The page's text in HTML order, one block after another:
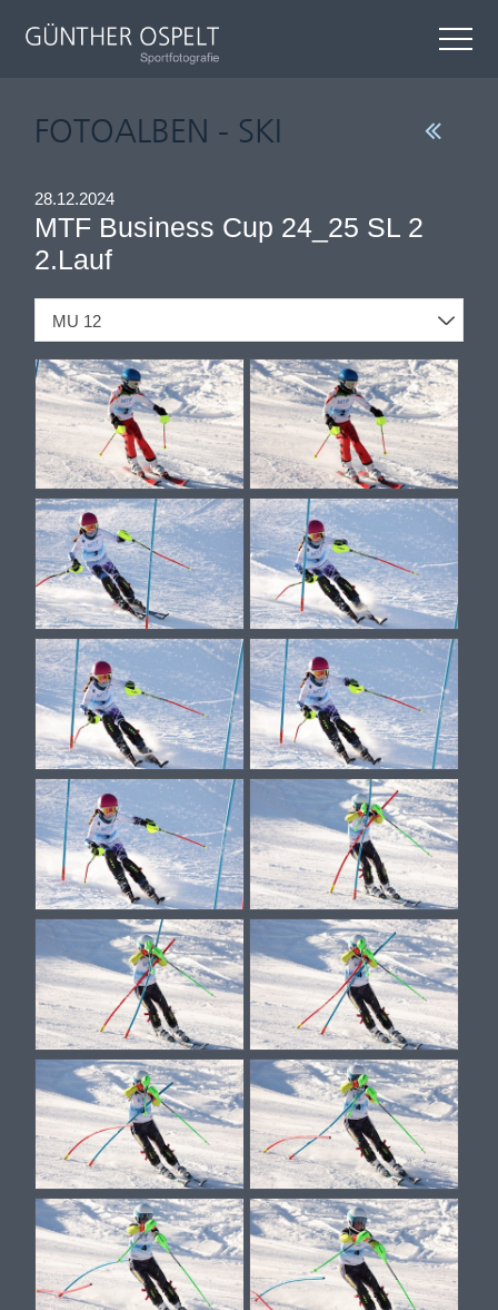
FOTOALBEN - SKI
28.12.2024
MTF Business Cup 24_25 SL 2
2.Lauf